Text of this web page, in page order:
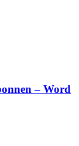
– Word